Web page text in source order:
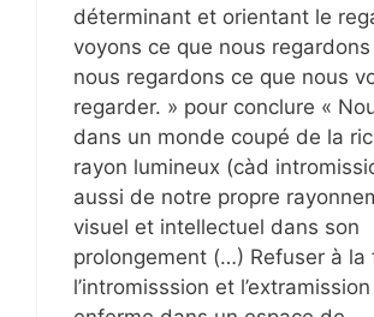
déterminant et orientant le
voyons ce que nous
nous regardons ce que nous
regarder. » pour conclure «
dans un monde coupé de la
rayon lumineux (càd
aussi de notre propre
visuel et intellectuel dans son
prolongement (…) Refuser à la
l’intromisssion et